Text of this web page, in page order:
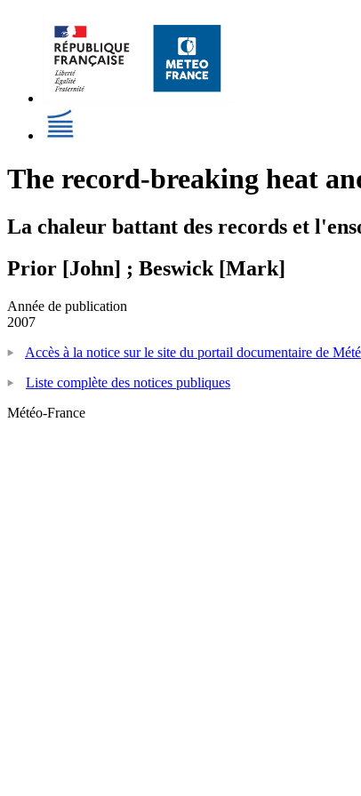
The record-breaking heat
La chaleur battant des records et
Prior [John] ; Beswick [Mark]
Année de publication
2007
Accès à la notice sur le site du portail documentaire de
Liste complète des notices publiques
Météo-France